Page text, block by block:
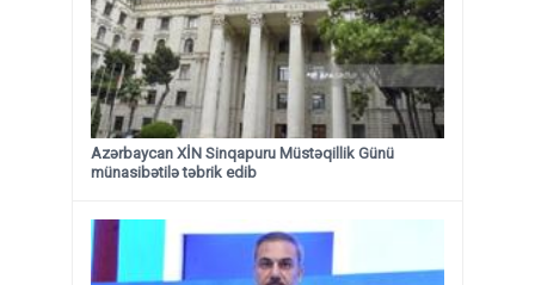
Azərbaycan XİN Sinqapuru Müstəqillik Günü
münasibətilə təbrik edib